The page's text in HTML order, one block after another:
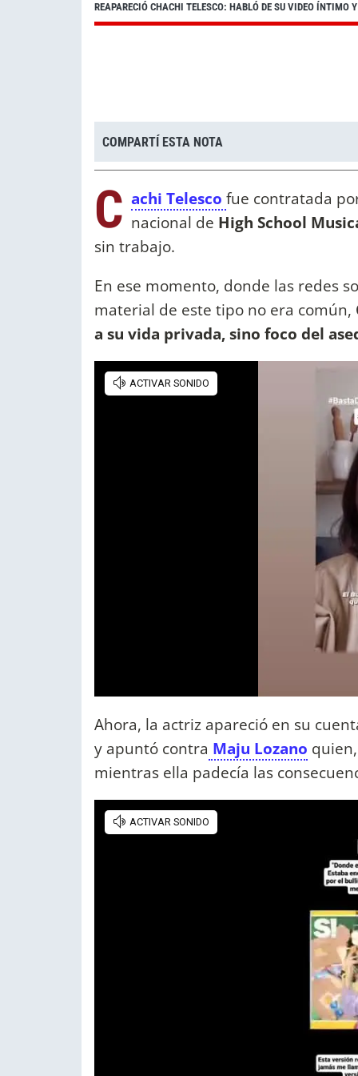
REAPARECIÓ CHACHI TELESCO: HABLÓ DE SU VIDEO ÍNTIMO
COMPARTÍ ESTA NOTA
C achi Telesco fue contratada
nacional de High School
sin trabajo.
En ese momento, donde las redes
material de este tipo no era común,
a su vida privada, sino foco del
Ahora, la actriz apareció en su
y apuntó contra Maju Lozano
mientras ella padecía las